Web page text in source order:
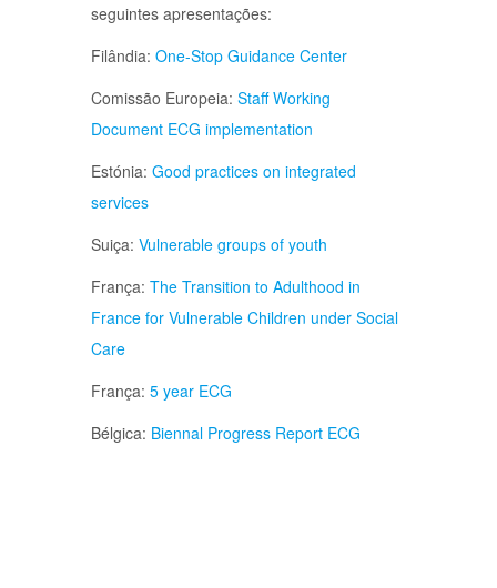
seguintes apresentações:
Filândia: One-Stop Guidance Center
Comissão Europeia: Staff Working
Document ECG implementation
Estónia: Good practices on integrated
services
Suiça: Vulnerable groups of youth
França: The Transition to Adulthood in
France for Vulnerable Children under Social
Care
França: 5 year ECG
Bélgica: Biennal Progress Report ECG